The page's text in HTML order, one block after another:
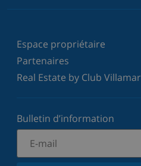
Espace propriétaire
Partenaires
Real Estate by Club Villamar
Bulletin d’information